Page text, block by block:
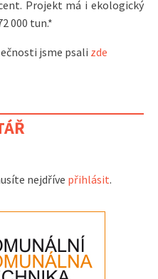
Projekt má i ekologický
000 tun.*
jsme psali zde
nejdříve přihlásit.